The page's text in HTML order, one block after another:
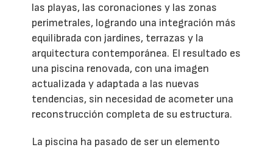
las playas, las coronaciones y las zonas
perimetrales, logrando una integración más
equilibrada con jardines, terrazas y la
arquitectura contemporánea. El resultado es
una piscina renovada, con una imagen
actualizada y adaptada a las nuevas
tendencias, sin necesidad de acometer una
reconstrucción completa de su estructura.
La piscina ha pasado de ser un elemento